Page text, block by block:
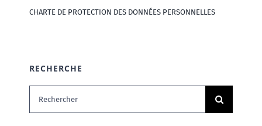
CHARTE DE PROTECTION DES DONNÉES PERSONNELLES
RECHERCHE
Rechercher: